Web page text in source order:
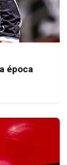
época